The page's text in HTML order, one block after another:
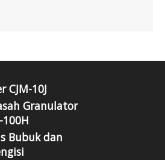
CJM-10J
Granulator
100H
Bubuk dan